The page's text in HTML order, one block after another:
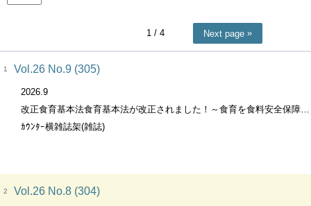
1 / 4 Next page
1 Vol.26 No.9 (305)
2026.9
改正食育基本法食育基本法が改正されました！～食育を食料安全保障にも資するものに強化
ｶｳﾝﾀｰ横雑誌架(雑誌)
2 Vol.26 No.8 (304)